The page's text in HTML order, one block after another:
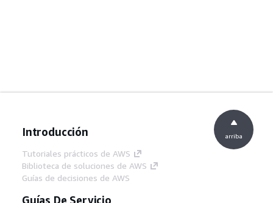
Introducción
Tutoriales prácticos de AWS
Biblioteca de soluciones de AWS
Guías de decisiones de AWS
Guías De Servicio
arriba